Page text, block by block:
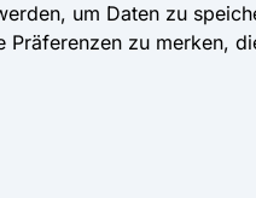
um Daten zu
zu merken,